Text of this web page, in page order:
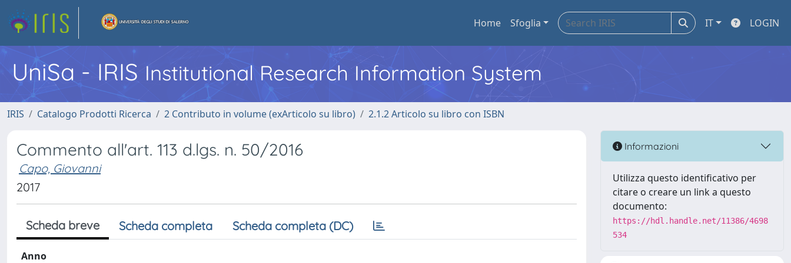
Home Sfoglia IT LOGIN
UniSa - IRIS Institutional Research Information System
IRIS Catalogo Prodotti Ricerca 2 Contributo in volume (exArticolo su libro) 2.1.2 Articolo su libro con ISBN
Commento all'art. 113 d.lgs. n. 50/2016
Capo, Giovanni
2017
Scheda breve Scheda completa Scheda completa (DC)
Anno
Informazioni
Utilizza questo identificativo per
citare o creare un link a questo
documento:
https://hdl.handle.net/11386/4698
534